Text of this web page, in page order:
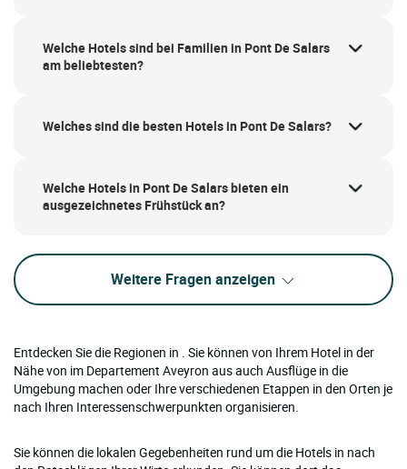
Welche Hotels sind bei Familien in Pont De Salars
am beliebtesten?
Welches sind die besten Hotels in Pont De Salars?
Welche Hotels in Pont De Salars bieten ein
ausgezeichnetes Frühstück an?
Weitere Fragen anzeigen
Entdecken Sie die Regionen in . Sie können von Ihrem Hotel in der
Nähe von im Departement Aveyron aus auch Ausflüge in die
Umgebung machen oder Ihre verschiedenen Etappen in den Orten je
nach Ihren Interessenschwerpunkten organisieren.
Sie können die lokalen Gegebenheiten rund um die Hotels in nach